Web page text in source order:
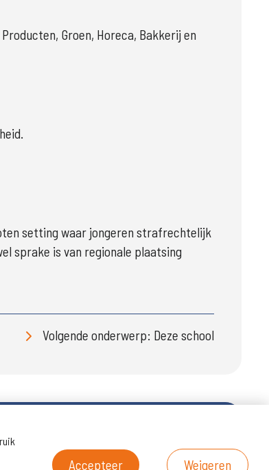
Accepteer Weigeren
Groen, Horeca, Bakkerij en
setting waar jongeren strafrechtelijk
sprake is van regionale plaatsing
Volgende onderwerp: Deze school
(inspectie)